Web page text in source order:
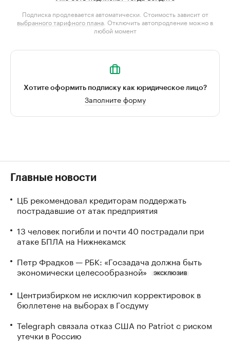
Подписка продлевается автоматически. Стоимость зависит от
выбранного тарифного плана . Отключить автопродление можно в
любой момент
Хотите оформить подписку как юридическое лицо?
Заполните форму
Главные новости
ЦБ рекомендовал кредиторам поддержать
пострадавшие от атак предприятия
13 человек погибли и почти 40 пострадали при
атаке БПЛА на Нижнекамск
Петр Фрадков — РБК: «Госзадача должна быть
экономически целесообразной»
ЭКСКЛЮЗИВ
Центризбирком не исключил корректировок в
бюллетене на выборах в Госдуму
Telegraph связала отказ США по Patriot с риском
утечки в Россию